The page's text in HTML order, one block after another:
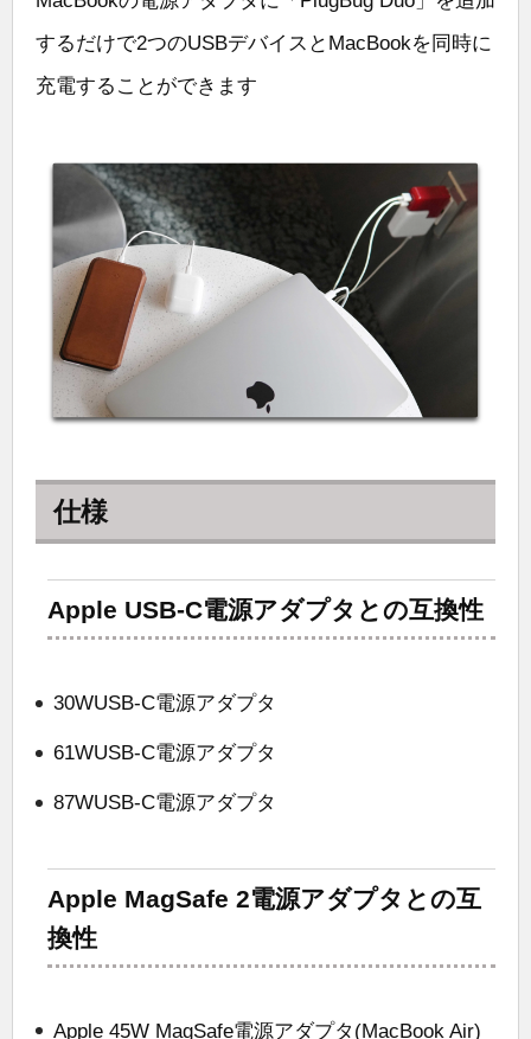
するだけで2つのUSBデバイスとMacBookを同時に
充電することができます
仕様
Apple USB-C電源アダプタとの互換性
30WUSB-C電源アダプタ
61WUSB-C電源アダプタ
87WUSB-C電源アダプタ
Apple MagSafe 2電源アダプタとの互
換性
Apple 45W MagSafe電源アダプタ(MacBook Air)